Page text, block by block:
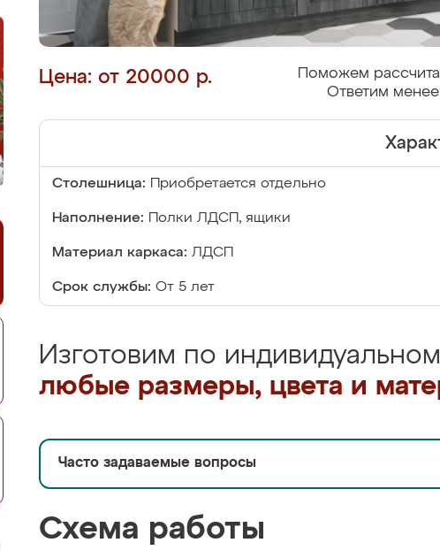
Цена: от 20000 р.
Поможем
Ответим
Столешница: Приобретается отдельно
Наполнение: Полки ЛДСП, ящики
Материал каркаса: ЛДСП
Срок службы: От 5 лет
Изготовим по
любые размеры, цвета и
Часто задаваемые вопросы
Схема работы